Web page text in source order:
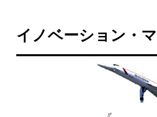
テ
イノベーション・